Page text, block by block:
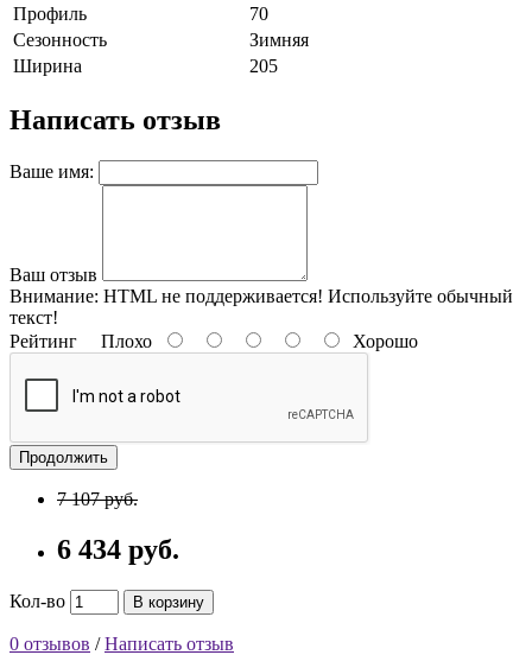
Профиль
70
Сезонность
Зимняя
Ширина
205
Написать отзыв
Ваше имя:
Ваш отзыв
Внимание: HTML не поддерживается! Используйте обычный
текст!
Рейтинг Плохо Хорошо
Продолжить
7 107 руб.
6 434 руб.
Кол-во В корзину
0 отзывов /Написать отзыв